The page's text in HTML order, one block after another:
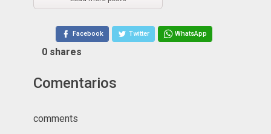
Facebook Twitter WhatsApp
0 shares
Comentarios
comments